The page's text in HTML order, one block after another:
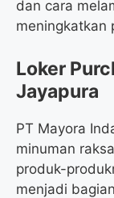
dan cara
meningkatkan
Loker
Jayapura
PT Mayora
minuman
produk-
menjadi